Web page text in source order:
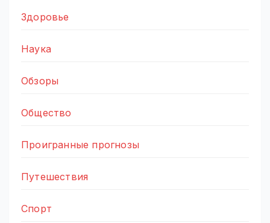
Здоровье
Наука
Обзоры
Общество
Проигранные прогнозы
Путешествия
Спорт